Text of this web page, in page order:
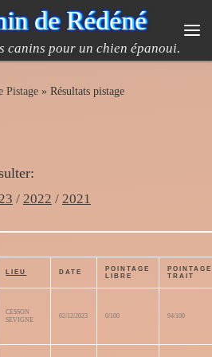
de Rédéné
canins pour un chien épanoui.
Pistage » Résultats pistage
/ 2022 / 2021
LIEU DATE
POINTAGE
LIBRE
POINTAGE
TRAIT
CESSON
SEVIGNE
02/12/2023 0/100 94/100